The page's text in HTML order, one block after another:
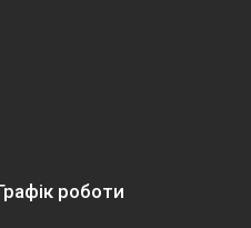
роботи